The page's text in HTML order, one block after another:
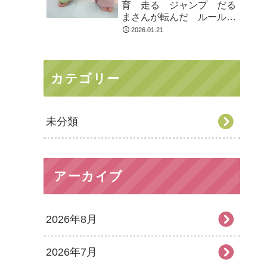
育 走る ジャンプ だる
まさんが転んだ ルールの
ある遊び
2026.01.21
カテゴリー
未分類
アーカイブ
2026年8月
2026年7月